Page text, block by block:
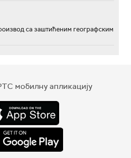
са заштићеним географским
мобилну апликацију